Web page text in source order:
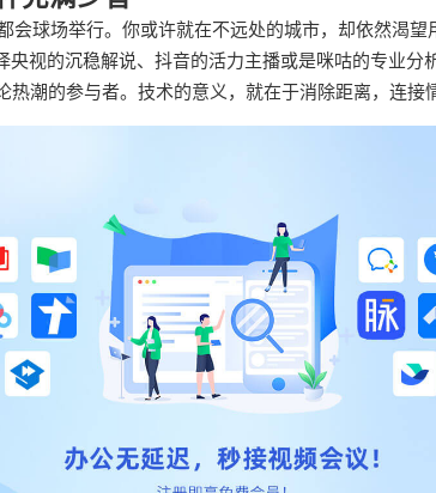
会球场举行。你或许就在不远处的城市，却依然渴
央视的沉稳解说、抖音的活力主播或是咪咕的专业分
潮的参与者。技术的意义，就在于消除距离，连接